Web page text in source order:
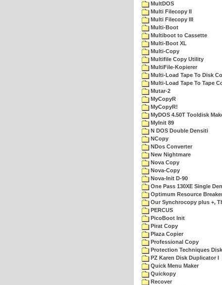
MultDOS
Multi Filecopy II
Multi Filecopy III
Multi-Boot
Multiboot to Cassette
Multi-Boot XL
Multi-Copy
Multifile Copy Utility
MultiFile-Kopierer
Multi-Load Tape To Disk
Multi-Load Tape To Tape
Mutar-2
MyCopyR
MyCopyR!
MyDOS 4.50T Tooldisk
MyInit 89
N DOS Double Densiti
NCopy
NDos Converter
New Nightmare
Nova Copy
Nova-Copy
Nova-Init D-90
One Pass 130XE Single
Optimum Resource
Our Synchrocopy plus +,
PERCUS
PicoBoot Init
Pirat Copy
Plaza Copier
Professional Copy
Protection Techniques
PZ Karen Disk Duplicator I
Quick Menu Maker
Quickopy
Recover